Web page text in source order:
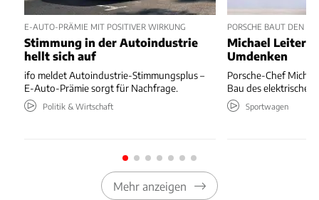
E-AUTO-PRÄMIE MIT POSITIVER WIRKUNG
Stimmung in der Autoindustrie
hellt sich auf
ifo meldet Autoindustrie-Stimmungsplus –
E-Auto-Prämie sorgt für Nachfrage.
Politik & Wirtschaft
PORSCHE BAUT DEN
Michael Leiters
Umdenken
Porsche-Chef
Bau des elektrischen
Sportwagen
Mehr anzeigen